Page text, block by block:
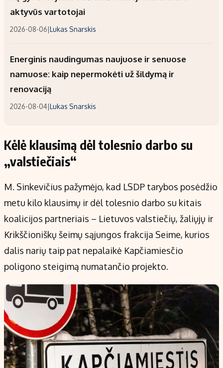
aktyvūs vartotojai
2026-08-06|Lukas Snarskis
Energinis naudingumas naujuose ir senuose
namuose: kaip nepermokėti už šildymą ir
renovaciją
2026-08-04|Lukas Snarskis
Kėlė klausimą dėl tolesnio darbo su
„valstiečiais“
M. Sinkevičius pažymėjo, kad LSDP tarybos posėdžio
metu kilo klausimų ir dėl tolesnio darbo su kitais
koalicijos partneriais – Lietuvos valstiečių, žaliųjų ir
Krikščioniškų šeimų sąjungos frakcija Seime, kurios
dalis narių taip pat nepalaikė Kapčiamiesčio
poligono steigimą numatančio projekto.